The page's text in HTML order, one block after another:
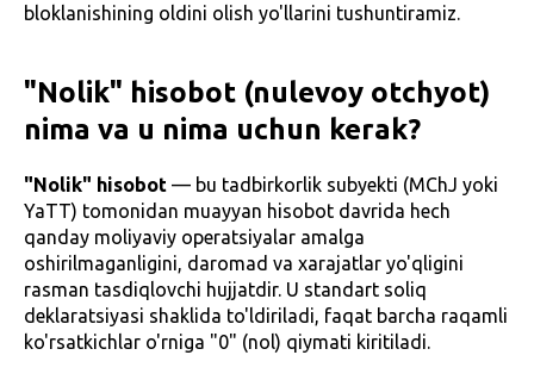
bloklanishining oldini olish yo'llarini tushuntiramiz.
"Nolik" hisobot (nulevoy otchyot)
nima va u nima uchun kerak?
"Nolik" hisobot — bu tadbirkorlik subyekti (MChJ yoki
YaTT) tomonidan muayyan hisobot davrida hech
qanday moliyaviy operatsiyalar amalga
oshirilmaganligini, daromad va xarajatlar yo'qligini
rasman tasdiqlovchi hujjatdir. U standart soliq
deklaratsiyasi shaklida to'ldiriladi, faqat barcha raqamli
ko'rsatkichlar o'rniga "0" (nol) qiymati kiritiladi.